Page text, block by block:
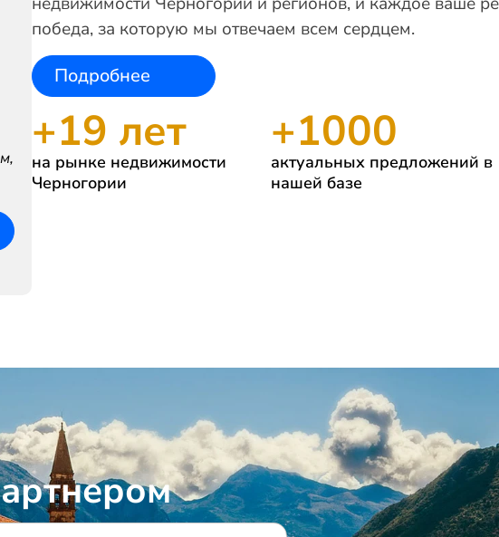
победа, за которую мы отвечаем всем сердцем.
Подробнее
на рынке недвижимости
Черногории
+19 лет
актуальных предложений в
нашей базе
+1000